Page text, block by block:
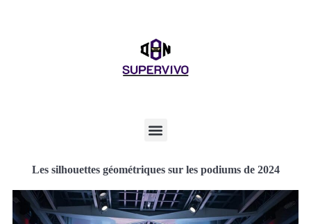
Les silhouettes géométriques sur les podiums de 2024